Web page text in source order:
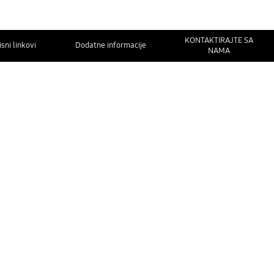
linkovi Dodatne informacije
KONTAKTIRAJTE SA
NAMA